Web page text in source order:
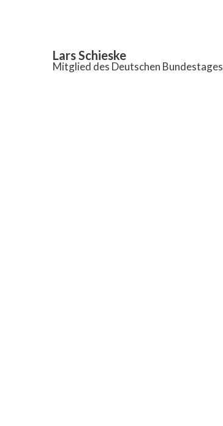
Lars Schieske
Mitglied des Deutschen Bundestages